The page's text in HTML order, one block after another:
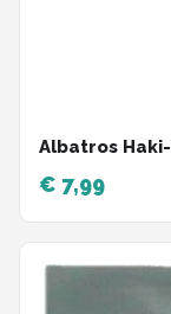
Albatros
€ 7,99